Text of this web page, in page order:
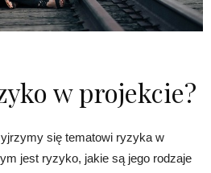
w projekcie?
się tematowi ryzyka w
jest ryzyko, jakie są jego rodzaje